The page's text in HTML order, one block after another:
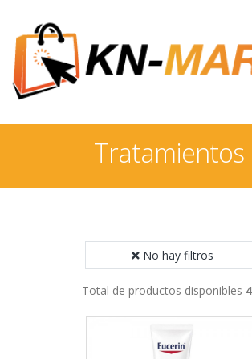
Tratamientos
No hay filtros
Total de productos disponibles